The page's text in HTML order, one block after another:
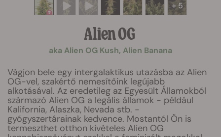
+ 5
Alien OG
aka Alien OG Kush, Alien Banana
Vágjon bele egy intergalaktikus utazásba az Alien
OG-vel, szakértő nemesítőink legújabb
alkotásával. Az eredetileg az Egyesült Államokból
származó Alien OG a legális államok - például
Kalifornia, Alaszka, Nevada stb. -
gyógyszertárainak kedvence. Mostantól Ön is
termeszthet otthon kivételes Alien OG